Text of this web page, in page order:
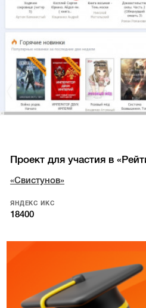
Проект для участия в
«Свистунов»
ЯНДЕКС ИКС
18400